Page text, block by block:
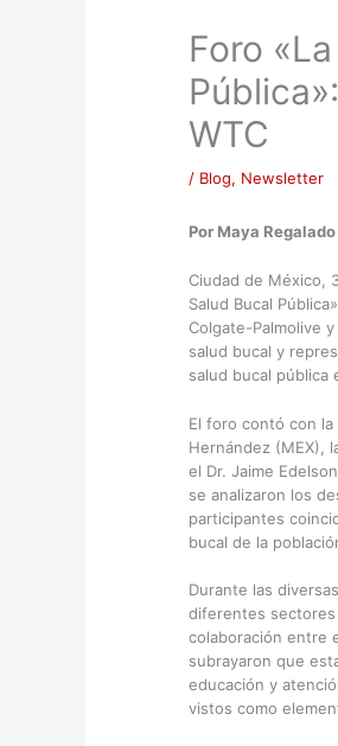
Foro
WTC
/ Blog, Newsletter
Por Maya Regalado
Ciudad de México,
Salud Bucal
Colgate-Palmolive
salud bucal y
salud bucal pública
El foro contó con
Hernández (MEX),
el Dr. Jaime
se analizaron los
participantes
bucal de la
Durante las
diferentes sectores
colaboración entre
subrayaron que
educación y
vistos como